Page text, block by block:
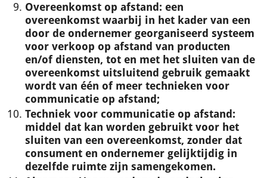
Overeenkomst op afstand : een
overeenkomst waarbij in het kader van een
door de ondernemer georganiseerd systeem
voor verkoop op afstand van producten
en/of diensten, tot en met het sluiten van de
overeenkomst uitsluitend gebruik gemaakt
wordt van één of meer technieken voor
communicatie op afstand;
Techniek voor communicatie op afstand :
middel dat kan worden gebruikt voor het
sluiten van een overeenkomst, zonder dat
consument en ondernemer gelijktijdig in
dezelfde ruimte zijn samengekomen.